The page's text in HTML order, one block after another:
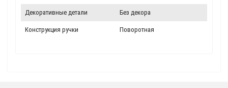
Декоративные детали Без декора
Конструкция ручки Поворотная